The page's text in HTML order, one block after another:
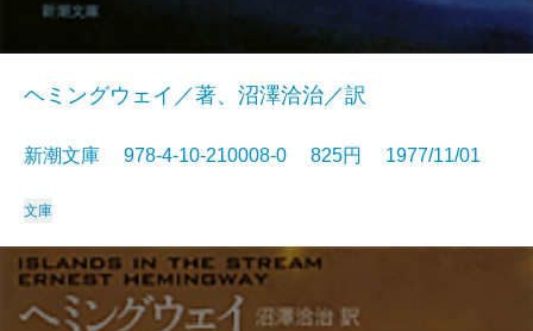
ヘミングウェイ／著、沼澤洽治／訳
新潮文庫 978-4-10-210008-0 825円 1977/11/01
文庫